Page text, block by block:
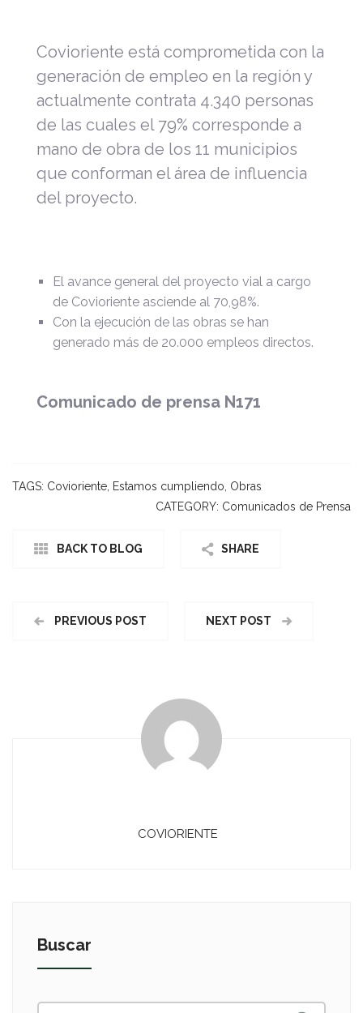
Covioriente está comprometida con la
generación de empleo en la región y
actualmente contrata 4.340 personas
de las cuales el 79% corresponde a
mano de obra de los 11 municipios
que conforman el área de influencia
del proyecto.
El avance general del proyecto vial a cargo
de Covioriente asciende al 70,98%.
Con la ejecución de las obras se han
generado más de 20.000 empleos directos.
Comunicado de prensa N171
TAGS: Covioriente Estamos cumpliendo Obras
CATEGORY: Comunicados de Prensa
BACK TO BLOG SHARE
PREVIOUS POST NEXT POST
COVIORIENTE
Buscar